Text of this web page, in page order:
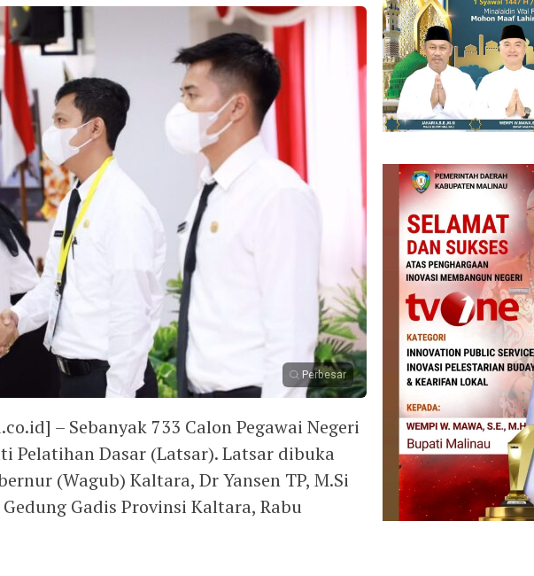
Perbesar
– Sebanyak 733 Calon Pegawai Negeri
Pelatihan Dasar (Latsar). Latsar dibuka
(Wagub) Kaltara, Dr Yansen TP, M.Si
Gadis Provinsi Kaltara, Rabu